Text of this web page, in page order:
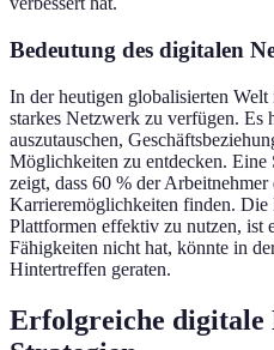
Bedeutung des digitalen
In der heutigen globalisierten Welt
starkes Netzwerk zu verfügen. Es
auszutauschen,
Möglichkeiten zu entdecken. Eine
zeigt, dass 60 % der
Karrieremöglichkeiten finden.
Plattformen effektiv zu nutzen, ist
Fähigkeiten nicht hat, könnte in
Hintertreffen geraten.
Erfolgreiche digitale